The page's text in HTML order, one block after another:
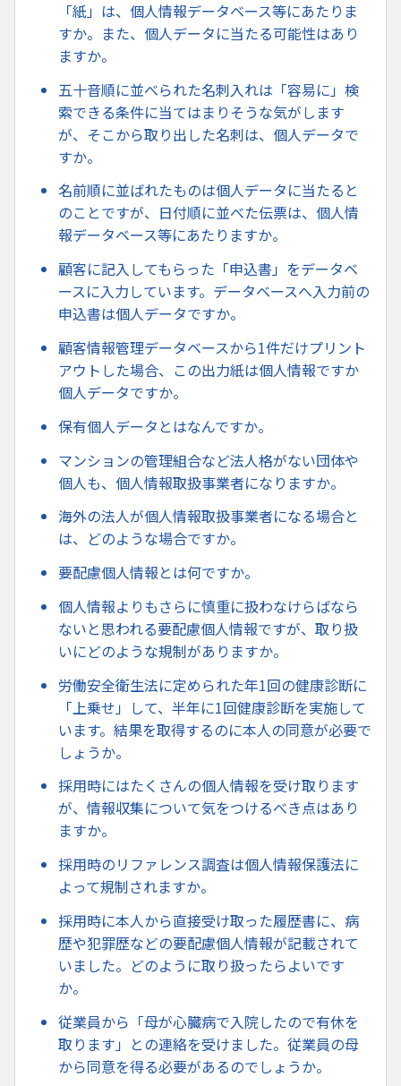
「紙」は、個人情報データベース等にあたりま
すか。また、個人データに当たる可能性はあり
ますか。
五十音順に並べられた名刺入れは「容易に」検
索できる条件に当てはまりそうな気がします
が、そこから取り出した名刺は、個人データで
すか。
名前順に並ばれたものは個人データに当たると
のことですが、日付順に並べた伝票は、個人情
報データベース等にあたりますか。
顧客に記入してもらった「申込書」をデータベ
ースに入力しています。データベースへ入力前の
申込書は個人データですか。
顧客情報管理データベースから1件だけプリント
アウトした場合、この出力紙は個人情報ですか
個人データですか。
保有個人データとはなんですか。
マンションの管理組合など法人格がない団体や
個人も、個人情報取扱事業者になりますか。
海外の法人が個人情報取扱事業者になる場合と
は、どのような場合ですか。
要配慮個人情報とは何ですか。
個人情報よりもさらに慎重に扱わなけらばなら
ないと思われる要配慮個人情報ですが、取り扱
いにどのような規制がありますか。
労働安全衛生法に定められた年1回の健康診断に
「上乗せ」して、半年に1回健康診断を実施して
います。結果を取得するのに本人の同意が必要で
しょうか。
採用時にはたくさんの個人情報を受け取ります
が、情報収集について気をつけるべき点はあり
ますか。
採用時のリファレンス調査は個人情報保護法に
よって規制されますか。
採用時に本人から直接受け取った履歴書に、病
歴や犯罪歴などの要配慮個人情報が記載されて
いました。どのように取り扱ったらよいです
か。
従業員から「母が心臓病で入院したので有休を
取ります」との連絡を受けました。従業員の母
から同意を得る必要があるのでしょうか。